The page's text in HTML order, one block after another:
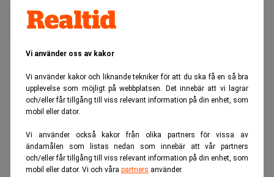
Vi använder oss av kakor
Vi använder kakor och liknande tekniker för att du ska få en så bra
upplevelse som möjligt på webbplatsen. Det innebär att vi lagrar
och/eller får tillgång till viss relevant information på din enhet, som
mobil eller dator.
Vi använder också kakor från olika partners för vissa av
ändamålen som listas nedan som innebär att vår partners
och/eller får tillgång till viss relevant information på din enhet, som
mobil eller dator. Vi och våra partners använder.
Enligt SCB har arbetslösheten mer än fördubblats sedan
2024.
ANNONS